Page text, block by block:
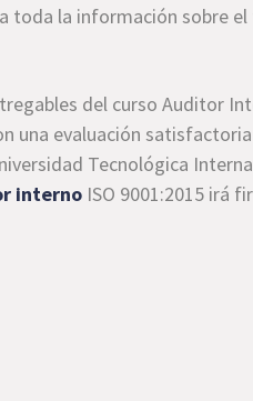
toda la información sobre
del curso Auditor
una evaluación
Tecnológica
interno ISO 9001:2015 irá